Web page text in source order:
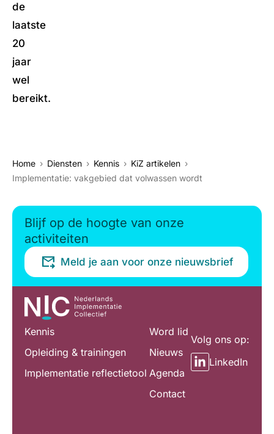
de
laatste
20
jaar
wel
bereikt.
Home Diensten Kennis
KiZ artikelen
Implementatie: vakgebied dat volwassen wordt
Blijf op de hoogte van onze
activiteiten
Meld je aan voor onze nieuwsbrief
Kennis
Opleiding & trainingen
Implementatie reflectietool
Word lid
Nieuws
Agenda
Contact
Volg ons op:
LinkedIn